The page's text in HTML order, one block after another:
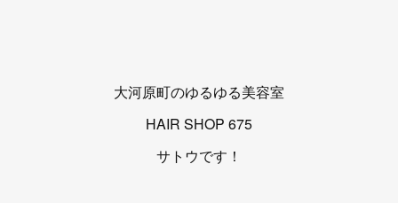
大河原町のゆるゆる美容室
HAIR SHOP 675
サトウです！